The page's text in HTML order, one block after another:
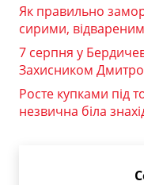
Як правильно
сирими,
7 серпня у
Захисником
Росте купками під
незвична біла